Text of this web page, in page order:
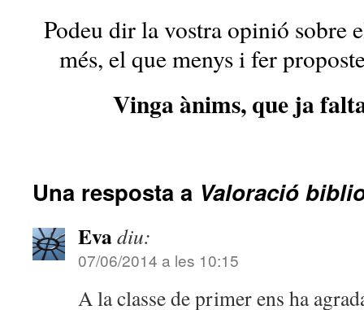
Podeu dir la vostra opinió sobre
més, el que menys i fer
Vinga ànims, que ja
Una resposta a Valoració
Evadiu:
07/06/2014 a les 10:15
A la classe de primer ens ha